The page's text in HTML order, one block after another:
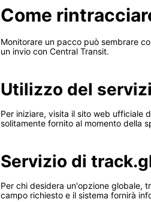
Come
Monitorare un pacco può sembrare
un invio con Central Transit.
Utilizzo del
Per iniziare, visita il sito web ufficiale
solitamente fornito al momento della
Servizio di
Per chi desidera un'opzione globale,
campo richiesto e il sistema fornirà